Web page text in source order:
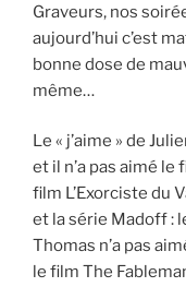
Graveurs, nos
aujourd’hui c’est
bonne dose de
même…
Le « j’aime » de
et il n’a pas aimé le
film L’Exorciste du
et la série Madoff :
Thomas n’a pas
le film The